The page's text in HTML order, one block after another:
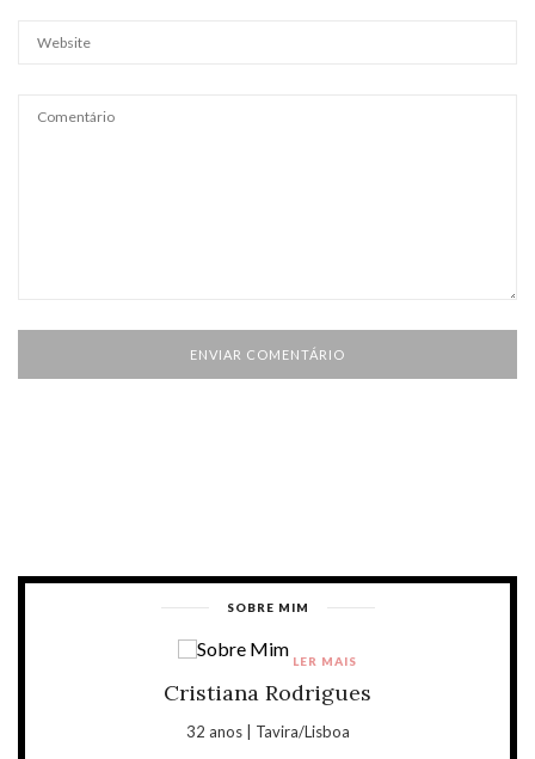
SOBRE MIM
Cristiana Rodrigues
32 anos | Tavira/Lisboa
LER MAIS